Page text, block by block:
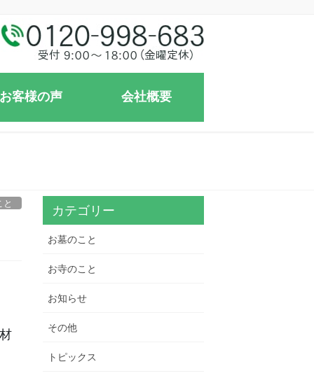
お客様の声 会社概要
と
カテゴリー
お墓のこと
お寺のこと
お知らせ
その他
トピックス